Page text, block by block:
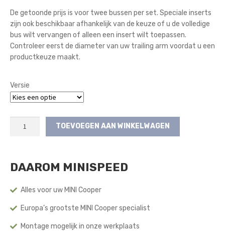
De getoonde prijs is voor twee bussen per set. Speciale inserts
zijn ook beschikbaar afhankelijk van de keuze of u de volledige
bus wilt vervangen of alleen een insert wilt toepassen.
Controleer eerst de diameter van uw trailing arm voordat u een
productkeuze maakt.
Versie
Achterzijde
Gen)
TOEVOEGEN AAN WINKELWAGEN
DAAROM MINISPEED
Alles voor uw MINI Cooper
Europa’s grootste MINI Cooper specialist
Montage mogelijk in onze werkplaats